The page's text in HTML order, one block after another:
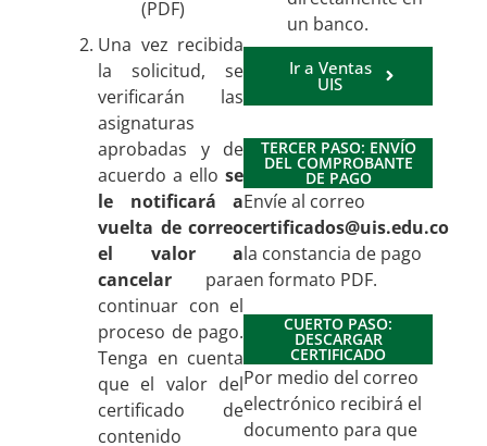
(PDF)
Una vez recibida
la solicitud, se
verificarán las
asignaturas
aprobadas y de
acuerdo a ello se
le notificará a
vuelta de correo
el valor a
cancelar para
continuar con el
proceso de pago.
Tenga en cuenta
que el valor del
certificado de
contenido
un banco.
Ir a Ventas
UIS
TERCER PASO: ENVÍO
DEL COMPROBANTE
DE PAGO
Envíe al correo
certificados@uis.edu.co
la constancia de pago
en formato PDF.
CUERTO PASO:
DESCARGAR
CERTIFICADO
Por medio del correo
electrónico recibirá el
documento para que